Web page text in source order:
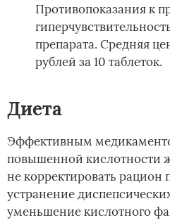
Противопоказания к
препарата. Средняя
рублей за 10 таблеток.
Диета
Эффективным
повышенной кислотности
не корректировать рацион
устранение
уменьшение кислотного